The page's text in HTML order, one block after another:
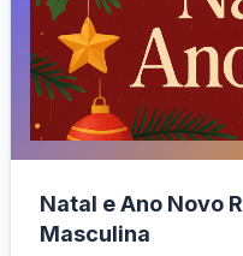
Natal e Ano Novo
Masculina